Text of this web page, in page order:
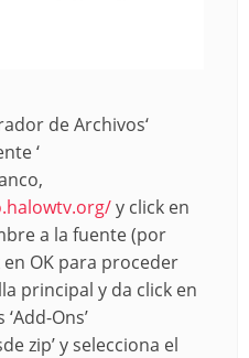
de Archivos‘
‘
y click en
a la fuente (por
en OK para proceder
principal y da click en
Ons’
zip’ y selecciona el